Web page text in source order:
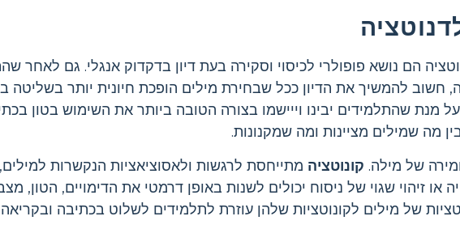
הם נושא פופולרי לכיסוי וסקירה בעת דיון בדקדוק אנגלי. גם לאחר
להמשיך את הדיון ככל שבחירת מילים הופכת חיונית יותר בשליטה
מנת שהתלמידים יבינו וייישמו בצורה הטובה ביותר את השימוש בטון
מה שמילים מציינות ומה שמקנונות.
של מילה. קונוטציה מתייחסת לרגשות ולאסוציאציות הנקשרות
או זיהוי שגוי של ניסוח יכולים לשנות באופן דרמטי את הדימויים, הטון,
של מילים לקונוטציות שלהן עוזרת לתלמידים לשלוט בכתיבה